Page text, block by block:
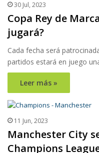
30 Jul, 2023
Copa Rey de
jugará?
Cada fecha será
partidos estará en juego
Leer más »
11 Jun, 2023
Manchester City
Champions